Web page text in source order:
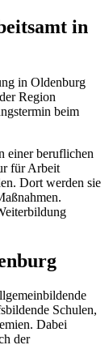
in
in Oldenburg
Region
beim
einer beruflichen
für Arbeit
Dort werden sie
Schulen,
Dabei
der